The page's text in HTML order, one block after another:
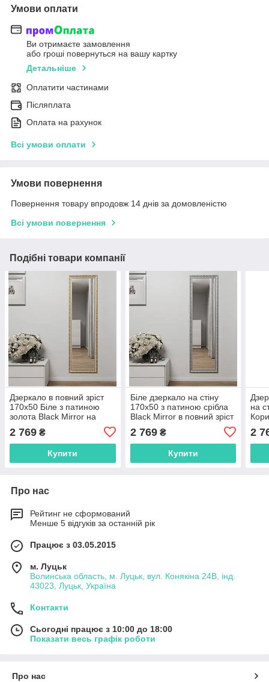
Умови оплати
Ви отримаєте замовлення
або гроші повернуться на вашу картку
Детальніше
Оплатити частинами
Післяплата
Оплата на рахунок
Всі умови оплати
Умови повернення
Повернення товару впродовж 14 днів за домовленістю
Всі умови повернення
Подібні товари компанії
Дзеркало в повний зріст
170х50 Біле з патиною
золота Black Mirror на
2 769 ₴
Купити
Біле дзеркало на стіну
170х50 з патиною срібла
Black Mirror в повний зріст
2 769₴
Купити
на
2
Про нас
Рейтинг не сформований
Менше 5 відгуків за останній рік
Працює з 03.05.2015
м. Луцьк
Волинська область, м. Луцьк, вул. Конякіна 24В, інд.
43023, Луцьк, Україна
Контакти
Сьогодні працює з 10:00 до 18:00
Показати весь графік роботи
Про нас